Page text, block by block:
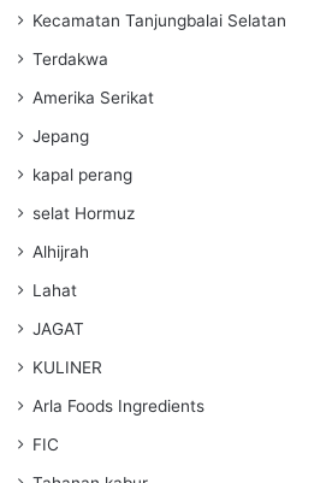
Kecamatan Tanjungbalai Selatan
Terdakwa
Amerika Serikat
Jepang
kapal perang
selat Hormuz
Alhijrah
Lahat
JAGAT
KULINER
Arla Foods Ingredients
FIC